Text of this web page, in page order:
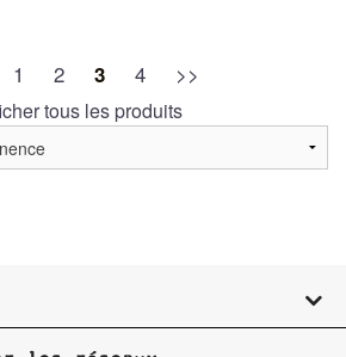
1 2 3 4 >>
tous les produits